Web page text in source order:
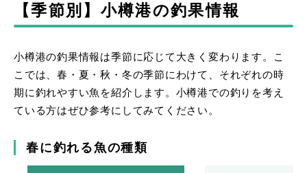
【季節別】小樽港の釣果情報
小樽港の釣果情報は季節に応じて大きく変わります。こ
こでは、春・夏・秋・冬の季節にわけて、それぞれの時
期に釣れやすい魚を紹介します。小樽港での釣りを考え
ている方はぜひ参考にしてみてください。
春に釣れる魚の種類